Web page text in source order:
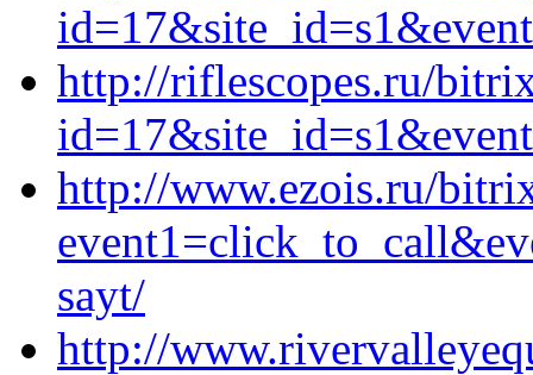
http://riflescopes.ru/
http://www.ezois.ru/
sayt/
http://